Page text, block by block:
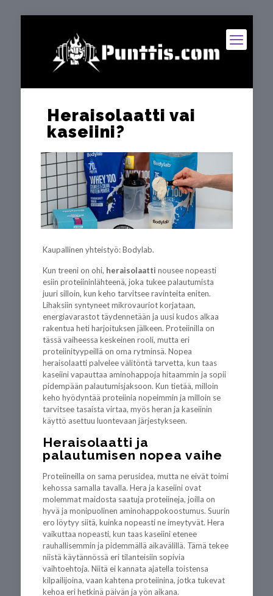
Heraisolaatti vai
kaseiini?
Kaupallinen yhteistyö: Bodylab.
Kun treeni on ohi, heraisolaatti nousee nopeasti
esiin proteiininlähteenä, joka tukee palautumista
juuri silloin, kun keho tarvitsee ravinteita eniten.
Lihaksiin syntyneet mikrovauriot korjataan,
energiavarastot täydennetään ja uusi kudos alkaa
rakentua heti harjoituksen jälkeen. Proteiinilla on
tässä vaiheessa keskeinen rooli, mutta eri
proteiinityypeillä on oma rytminsä. Nopea
heraisolaatti palvelee välitöntä tarvetta, kun taas
kaseiini vapauttaa aminohappoja hitaammin ja sopii
pidempään palautumisjaksoon. Kun tietää, milloin
keho hyödyntää proteiinia nopeimmin ja milloin se
tarvitsee tasaista virtaa, myös heran ja kaseiinin
käyttö asettuu luontevaan järjestykseen.
Heraisolaatti ja
palautumisen nopea vaihe
Proteiineilla on sama perusidea, mutta ne eivät toimi
kehossa samalla tavalla. Hera ja kaseiini ovat
molemmat maidosta saatuja proteiineja, joilla on
hyvä ja monipuolinen aminohappokoostumus. Suurin
ero löytyy siitä, kuinka nopeasti ne imeytyvät. Hera
vaikuttaa nopeasti, kun taas kaseiini etenee
rauhallisemmin ja pidemmällä aikavälillä. Tämä tekee
niistä käytännössä eri tilanteisiin sopivia
vaihtoehtoja. Niitä ei kannata ajatella toistensa
kilpailijoina, vaan kahtena proteiinina, jotka tukevat
kehoa eri hetkinä päivän ja yön aikana.